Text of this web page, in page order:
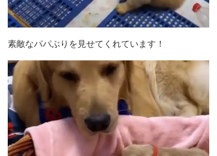
素敵なパパぶりを見せてくれています！